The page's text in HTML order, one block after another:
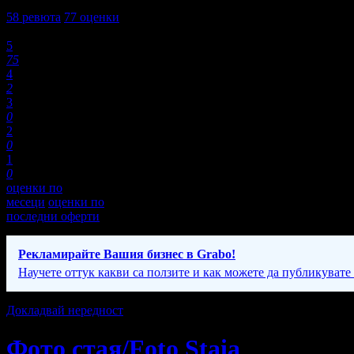
58 ревюта 77 оценки
5
75
4
2
3
0
2
0
1
0
оценки по
месеци оценки по
последни оферти
Рекламирайте Вашия бизнес в Grabo!
Научете оттук какви са ползите и как можете да публикувате
Докладвай нередност